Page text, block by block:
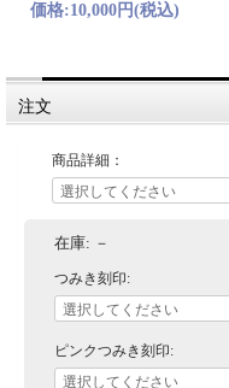
価格:10,000円(税込)
注文
商品詳細：
在庫: －
つみき刻印:
ピンクつみき刻印: